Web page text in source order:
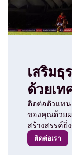
เสริม
ด้วยเท
ติดต่อตัวแทน
ของคุณด้วย
สร้างสรรค์ยิ่
ติดต่อเรา